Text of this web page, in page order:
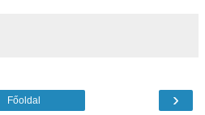
›
Főoldal